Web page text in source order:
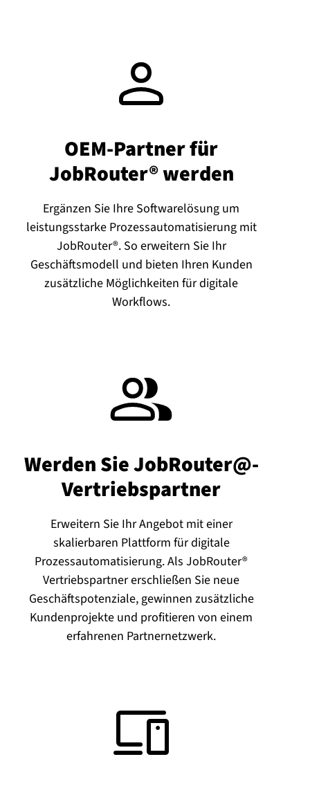
OEM-Partner für
JobRouter® werden
Ergänzen Sie Ihre Softwarelösung um
leistungsstarke Prozessautomatisierung mit
JobRouter®. So erweitern Sie Ihr
Geschäftsmodell und bieten Ihren Kunden
zusätzliche Möglichkeiten für digitale
Workflows.
Werden Sie JobRouter@-
Ver­triebs­part­ner
Erweitern Sie Ihr Angebot mit einer
skalierbaren Plattform für digitale
Prozessautomatisierung. Als JobRouter®
Vertriebspartner erschließen Sie neue
Geschäftspotenziale, gewinnen zusätzliche
Kundenprojekte und profitieren von einem
erfahrenen Partnernetzwerk.